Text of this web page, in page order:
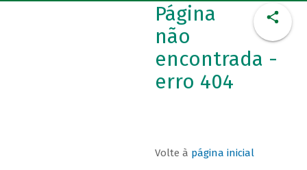
Página
não
encontrada -
erro 404
Volte à página inicial